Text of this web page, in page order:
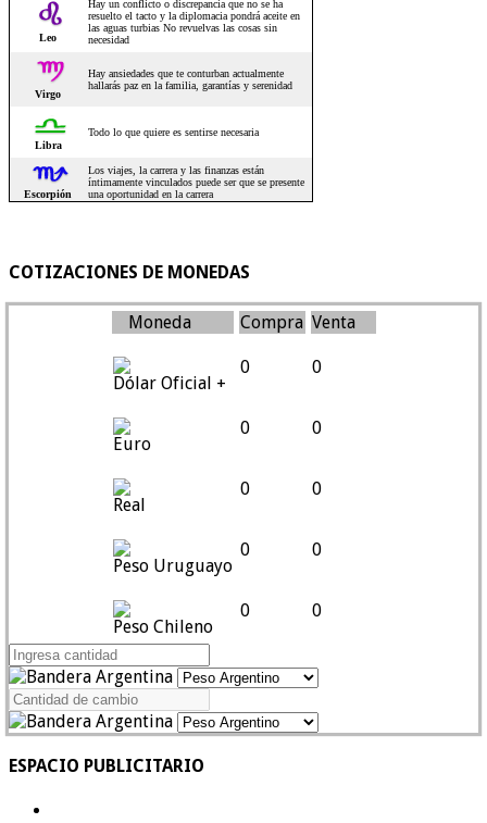
COTIZACIONES DE MONEDAS
Moneda Compra Venta
Dólar Oficial +
0 0
Euro
0 0
Real
0 0
Peso Uruguayo
0 0
Peso Chileno
0 0
ESPACIO PUBLICITARIO